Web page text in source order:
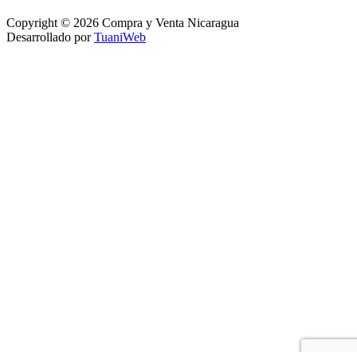
Copyright © 2026 Compra y Venta Nicaragua
Desarrollado porTuaniWeb